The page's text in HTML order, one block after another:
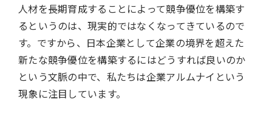
人材を長期育成することによって競争優位を構築す
るというのは、現実的ではなくなってきているので
す。ですから、日本企業として企業の境界を超えた
新たな競争優位を構築するにはどうすれば良いのか
という文脈の中で、私たちは企業アルムナイという
現象に注目しています。